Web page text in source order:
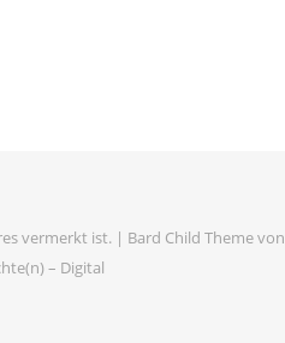
vermerkt ist. | Bard Child Theme von
– Digital